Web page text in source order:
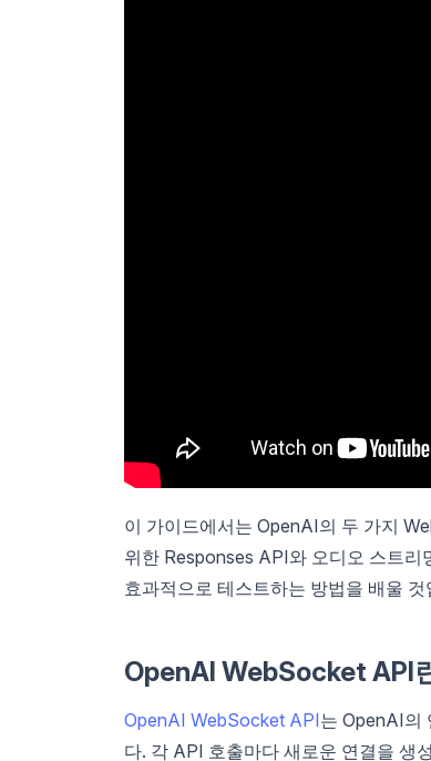
이 가이드에서는 OpenAI의 두 가지
위한 Responses API와 오디오 스트리
효과적으로 테스트하는 방법을 배울 것
OpenAI WebSocket API
OpenAI WebSocket API는 OpenAI의
다. 각 API 호출마다 새로운 연결을 생